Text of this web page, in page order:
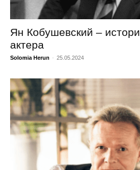
Ян Кобушевский –
актера
Solomia Herun - 25.05.2024